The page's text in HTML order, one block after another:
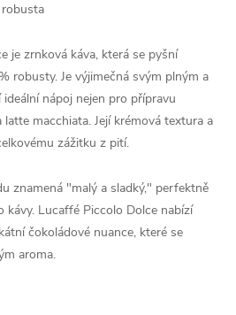
je zrnková káva, která se pyšní
robusty. Je výjimečná svým plným a
nápoj nejen pro přípravu
latte macchiata. Její krémová textura a
zážitku z pití.
znamená "malý a sladký," perfektně
Lucaffé Piccolo Dolce nabízí
čokoládové nuance, které se
aroma.